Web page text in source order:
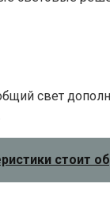
свет
стоит